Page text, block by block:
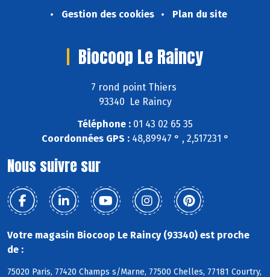
Gestion des cookies
Plan du site
Biocoop Le Raincy
7 rond point Thiers
93340 Le Raincy
Téléphone : 01 43 02 65 35
Coordonnées GPS :48,89947 ° , 2,517231 °
Nous suivre sur
Votre magasin Biocoop Le Raincy (93340) est proche
de :
75020 Paris, 77420 Champs s/Marne, 77500 Chelles, 77181 Courtry,